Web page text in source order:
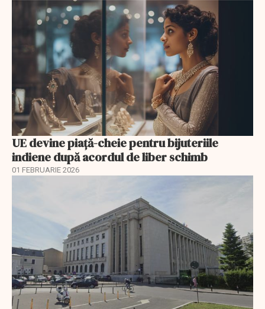
UE devine piață-cheie pentru bijuteriile
indiene după acordul de liber schimb
01 FEBRUARIE 2026